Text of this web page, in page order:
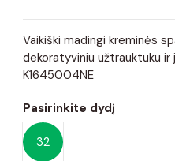
Vaikiški madingi kreminės
dekoratyviniu užtrauktuku ir
K1645004NE
Pasirinkite dydį
32